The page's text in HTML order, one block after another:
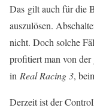
Das gilt auch für die
auszulösen.
nicht. Doch solche
profitiert man von
in Real Racing 3,
Derzeit ist der